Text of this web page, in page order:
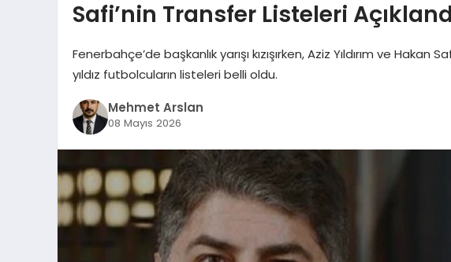
Safi’nin Transfer Listeleri
Fenerbahçe’de başkanlık yarışı kızışırken, Aziz Yıldırım ve
yıldız futbolcuların listeleri belli oldu.
Mehmet Arslan
08 Mayıs 2026